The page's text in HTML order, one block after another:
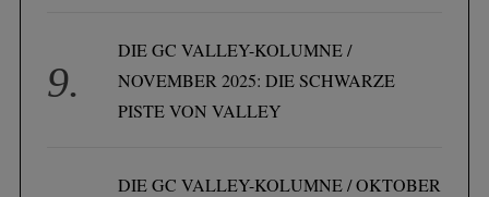
DIE GC VALLEY-KOLUMNE /
NOVEMBER 2025: DIE SCHWARZE
PISTE VON VALLEY
DIE GC VALLEY-KOLUMNE / OKTOBER